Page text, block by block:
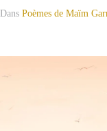
Dans Poèmes de Maïm